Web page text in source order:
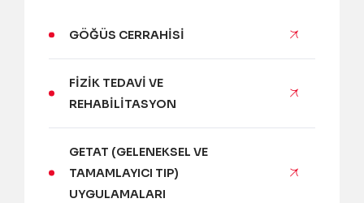
GÖĞÜS CERRAHISI
FIZIK TEDAVI VE
REHABILITASYON
GETAT (GELENEKSEL VE
TAMAMLAYICI TIP)
UYGULAMALARI